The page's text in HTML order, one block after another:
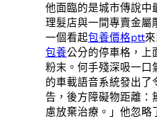
他面臨的是城市傳說中
理髮店與一間專賣金屬
一個看起包養價格ptt
包養公分的停車格，上
粉末。何手殘深吸一口
的車載語音系統發出了
告，後方障礙物距離：
慮放棄治療。」他忽略